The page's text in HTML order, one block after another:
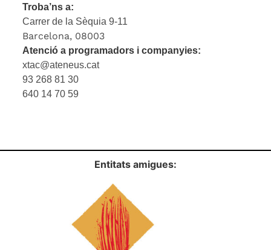
Troba’ns a:
Carrer de la Sèquia 9-11
Barcelona, 08003
Atenció a programadors i companyies:
xtac@ateneus.cat
93 268 81 30
640 14 70 59
Entitats amigues: